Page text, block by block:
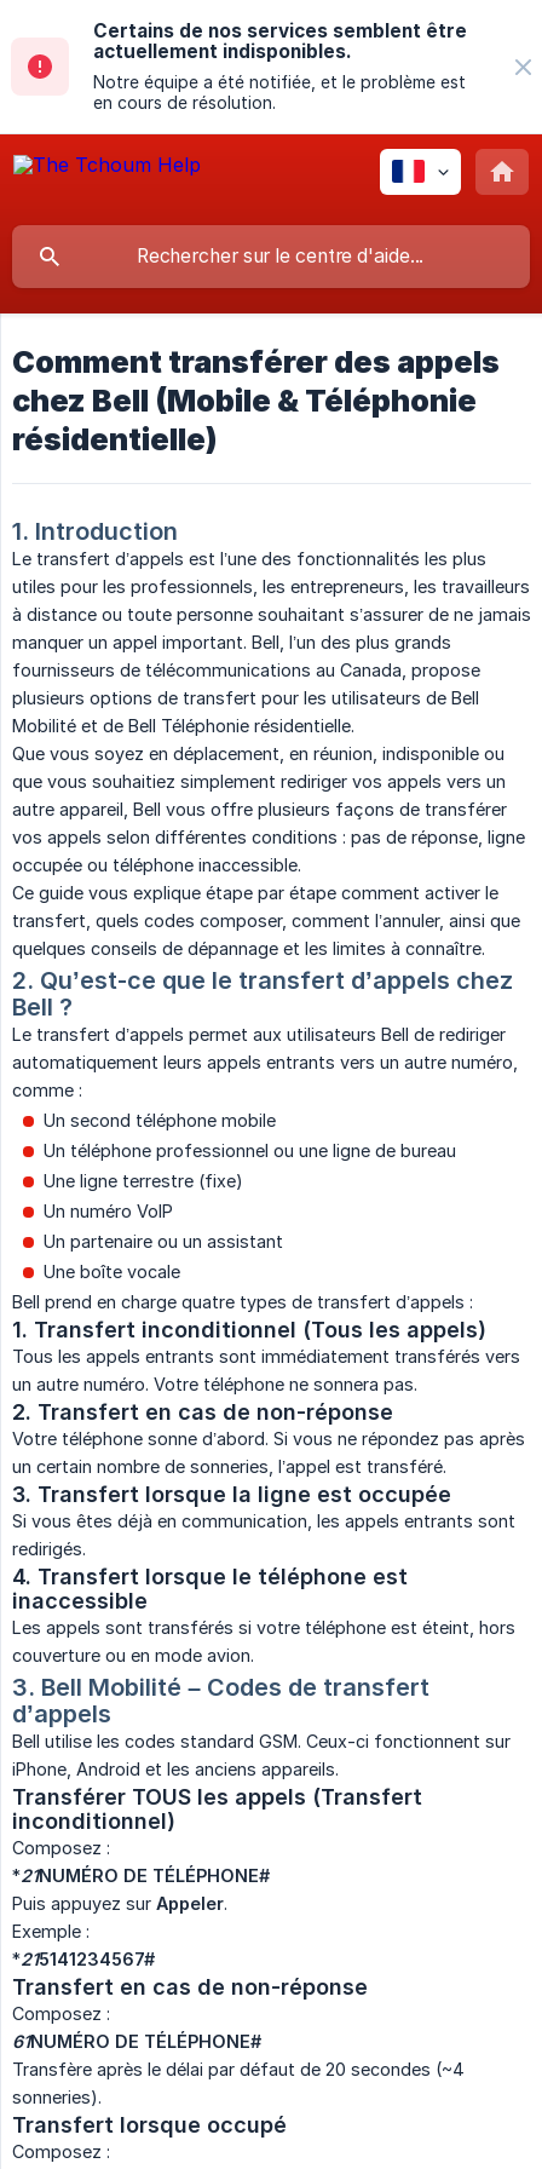
Certains de nos services semblent être
actuellement indisponibles.
Notre équipe a été notifiée, et le problème est
en cours de résolution.
Comment transférer des appels
chez Bell (Mobile & Téléphonie
résidentielle)
1. Introduction
Le transfert d’appels est l’une des fonctionnalités les plus
utiles pour les professionnels, les entrepreneurs, les travailleurs
à distance ou toute personne souhaitant s’assurer de ne jamais
manquer un appel important. Bell, l’un des plus grands
fournisseurs de télécommunications au Canada, propose
plusieurs options de transfert pour les utilisateurs de Bell
Mobilité et de Bell Téléphonie résidentielle.
Que vous soyez en déplacement, en réunion, indisponible ou
que vous souhaitiez simplement rediriger vos appels vers un
autre appareil, Bell vous offre plusieurs façons de transférer
vos appels selon différentes conditions : pas de réponse, ligne
occupée ou téléphone inaccessible.
Ce guide vous explique étape par étape comment activer le
transfert, quels codes composer, comment l’annuler, ainsi que
quelques conseils de dépannage et les limites à connaître.
2. Qu’est-ce que le transfert d’appels chez
Bell ?
Le transfert d’appels permet aux utilisateurs Bell de rediriger
automatiquement leurs appels entrants vers un autre numéro,
comme :
Un second téléphone mobile
Un téléphone professionnel ou une ligne de bureau
Une ligne terrestre (fixe)
Un numéro VoIP
Un partenaire ou un assistant
Une boîte vocale
Bell prend en charge quatre types de transfert d’appels :
1. Transfert inconditionnel (Tous les appels)
Tous les appels entrants sont immédiatement transférés vers
un autre numéro. Votre téléphone ne sonnera pas.
2. Transfert en cas de non-réponse
Votre téléphone sonne d’abord. Si vous ne répondez pas après
un certain nombre de sonneries, l’appel est transféré.
3. Transfert lorsque la ligne est occupée
Si vous êtes déjà en communication, les appels entrants sont
redirigés.
4. Transfert lorsque le téléphone est
inaccessible
Les appels sont transférés si votre téléphone est éteint, hors
couverture ou en mode avion.
3. Bell Mobilité – Codes de transfert
d’appels
Bell utilise les codes standard GSM. Ceux-ci fonctionnent sur
iPhone, Android et les anciens appareils.
Transférer TOUS les appels (Transfert
inconditionnel)
Composez :
*21NUMÉRO DE TÉLÉPHONE#
Puis appuyez sur Appeler.
Exemple :
*215141234567#
Transfert en cas de non-réponse
Composez :
61NUMÉRO DE TÉLÉPHONE#
Transfère après le délai par défaut de 20 secondes (~4
sonneries).
Transfert lorsque occupé
Composez :